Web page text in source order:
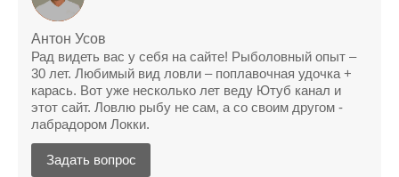
"удачный" прогноз клева, разочарован
Сегодняшний прогноз клева позволил мне
успешно поймать крупную щуку.
Прогноз клева на рыбалку на следующую
Антон Усов
Рад видеть вас у себя на сайте! Рыболовный опыт –
30 лет. Любимый вид ловли – поплавочная удочка +
карась. Вот уже несколько лет веду Ютуб канал и
этот сайт. Ловлю рыбу не сам, а со своим другом -
лабрадором Локки.
Задать вопрос